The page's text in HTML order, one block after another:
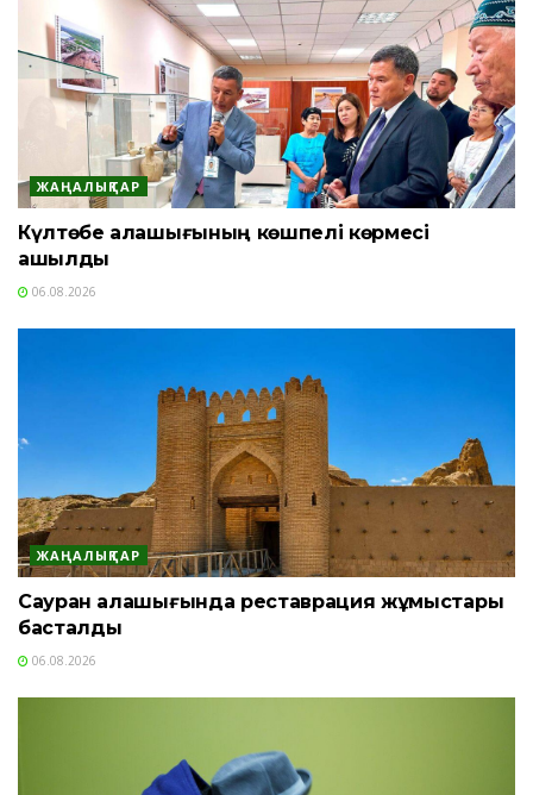
ЖАҢАЛЫҚТАР
Күлтөбе қалашығының көшпелі көрмесі
ашылды
06.08.2026
ЖАҢАЛЫҚТАР
Сауран қалашығында реставрация жұмыстары
басталды
06.08.2026